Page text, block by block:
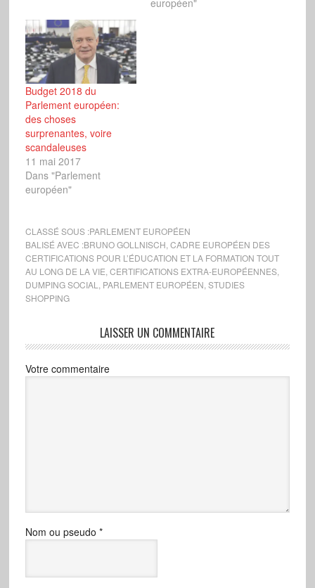
européen"
Budget 2018 du
Parlement européen:
des choses
surprenantes, voire
scandaleuses
11 mai 2017
Dans "Parlement
européen"
CLASSÉ SOUS :PARLEMENT EUROPÉEN
BALISÉ AVEC :BRUNO GOLLNISCH CADRE EUROPÉEN DES
CERTIFICATIONS POUR L’ÉDUCATION ET LA FORMATION TOUT
AU LONG DE LA VIE CERTIFICATIONS EXTRA-EUROPÉENNES,
DUMPING SOCIAL
PARLEMENT EUROPÉEN STUDIES
SHOPPING
LAISSER UN COMMENTAIRE
Votre commentaire
Nom ou pseudo *